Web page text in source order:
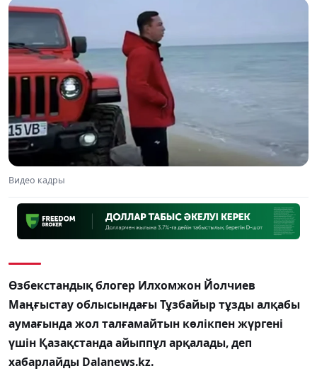
Видео кадры
Өзбекстандық блогер Илхомжон Йолчиев
Маңғыстау облысындағы Тұзбайыр тұзды алқабы
аумағында жол талғамайтын көлікпен жүргені
үшін Қазақстанда айыппұл арқалады, деп
хабарлайды Dalanews.kz.